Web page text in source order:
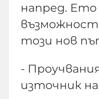
напред.
този нов
-
източник